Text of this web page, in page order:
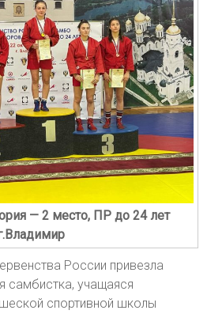
— 2 место, ПР до 24 лет
России привезла
самбистка, учащаяся
спортивной школы